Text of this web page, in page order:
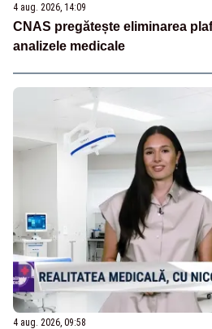
4 aug. 2026, 14:09
CNAS pregătește eliminarea
analizele medicale
4 aug. 2026, 09:58